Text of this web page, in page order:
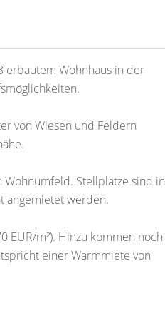
Wohnhaus in der
von Wiesen und Feldern
Stellplätze sind in
angemietet werden.
EUR/m²). Hinzu kommen noch
einer Warmmiete von